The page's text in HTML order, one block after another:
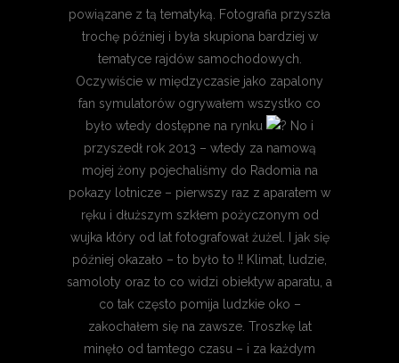
powiązane z tą tematyką. Fotografia przyszła
trochę później i była skupiona bardziej w
tematyce rajdów samochodowych.
Oczywiście w międzyczasie jako zapalony
fan symulatorów ogrywałem wszystko co
było wtedy dostępne na rynku
No i
przyszedł rok 2013 – wtedy za namową
mojej żony pojechaliśmy do Radomia na
pokazy lotnicze – pierwszy raz z aparatem w
ręku i dłuższym szkłem pożyczonym od
wujka który od lat fotografował żużel. I jak się
później okazało – to było to !! Klimat, ludzie,
samoloty oraz to co widzi obiektyw aparatu, a
co tak często pomija ludzkie oko –
zakochałem się na zawsze. Troszkę lat
minęło od tamtego czasu – i za każdym